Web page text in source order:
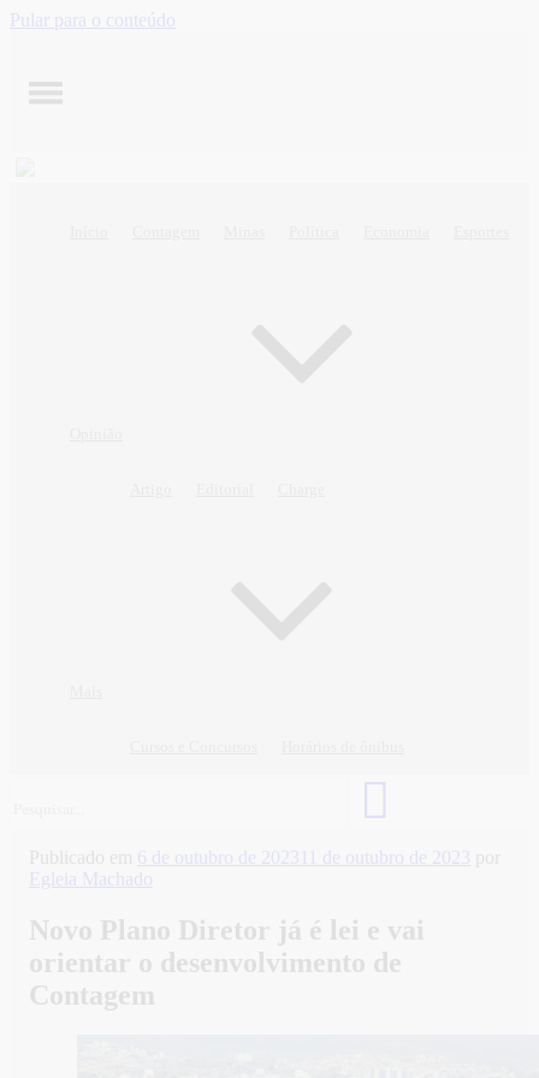
Pular para o conteúdo
Publicado em 6 de outubro de 2023 11 de outubro de 2023 por
Egleia Machado
Novo Plano Diretor já é lei e vai
orientar o desenvolvimento de
Contagem